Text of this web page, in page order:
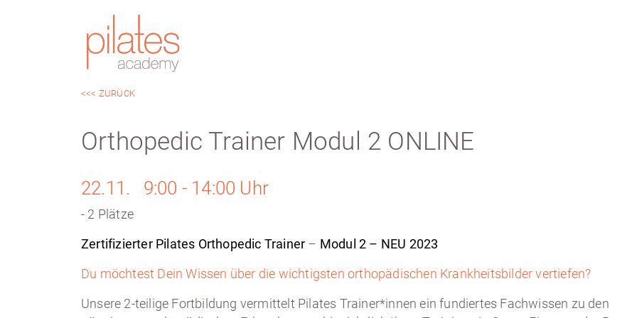
<<< ZURÜCK
Orthopedic Trainer Modul 2 ONLINE
22.11. 9:00 - 14:00 Uhr
- 2 Plätze
Zertifizierter Pilates Orthopedic Trainer – Modul 2 – NEU 2023
Du möchtest Dein Wissen über die wichtigsten orthopädischen Krankheitsbilder vertiefen?
Unsere 2-teilige Fortbildung vermittelt Pilates Trainer*innen ein fundiertes Fachwissen zu den